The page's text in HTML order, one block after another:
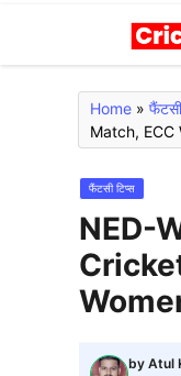
Home »
Match, ECC
फैंटसी टिप्स
NED-
by Atul